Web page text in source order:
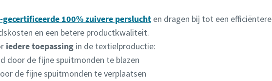
gecertificeerde 100% zuivere perslucht en dragen bij tot een efficiëntere
en een betere productkwaliteit.
iedere toepassing in de textielproductie:
door de fijne spuitmonden te blazen
de fijne spuitmonden te verplaatsen